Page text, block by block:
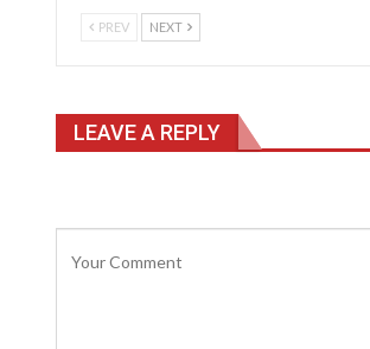
PREV NEXT
LEAVE A REPLY